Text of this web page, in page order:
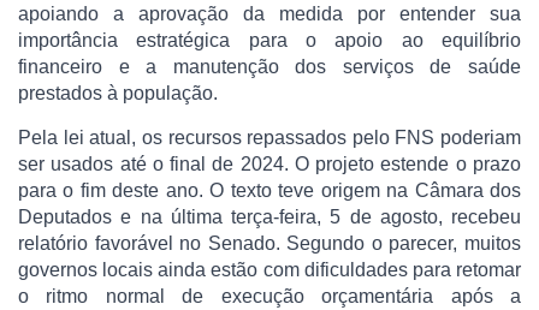
apoiando a aprovação da medida por entender sua
importância estratégica para o apoio ao equilíbrio
financeiro e a manutenção dos serviços de saúde
prestados à população.
Pela lei atual, os recursos repassados pelo FNS poderiam
ser usados até o final de 2024. O projeto estende o prazo
para o fim deste ano. O texto teve origem na Câmara dos
Deputados e na última terça-feira, 5 de agosto, recebeu
relatório favorável no Senado. Segundo o parecer, muitos
governos locais ainda estão com dificuldades para retomar
o ritmo normal de execução orçamentária após a